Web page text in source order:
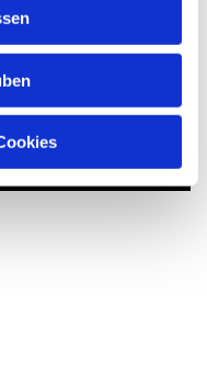
auch